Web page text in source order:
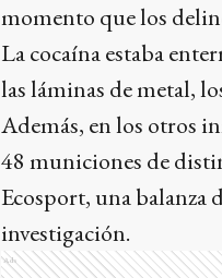
momento que los
La cocaína estaba
las láminas de metal,
Además, en los otros
48 municiones de
Ecosport, una balanza
investigación.
Ads